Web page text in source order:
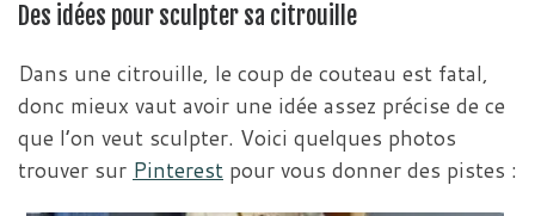
Des idées pour sculpter sa citrouille
Dans une citrouille, le coup de couteau est fatal,
donc mieux vaut avoir une idée assez précise de ce
que l’on veut sculpter. Voici quelques photos
trouver sur Pinterest pour vous donner des pistes :